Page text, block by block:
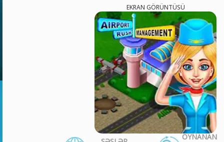
EKRAN GÖRÜNTÜSÜ
OYNANAN